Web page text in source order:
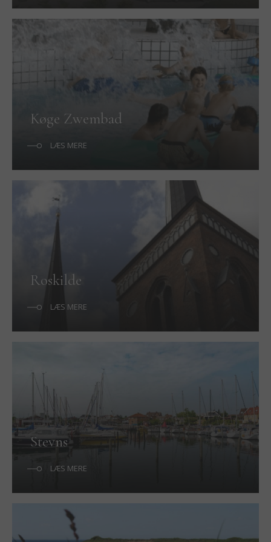
Køge Zwembad
LÆS MERE
Roskilde
LÆS MERE
Stevns
LÆS MERE